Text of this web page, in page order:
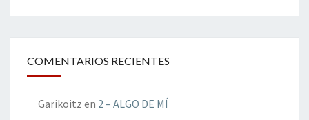
COMENTARIOS RECIENTES
Garikoitz en 2 – ALGO DE MÍ